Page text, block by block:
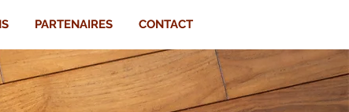
PARTENAIRES CONTACT